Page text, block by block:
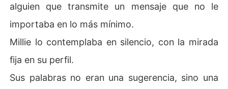
alguien que transmite un mensaje que no le
importaba en lo más mínimo.
Millie lo contemplaba en silencio, con la mirada
fija en su perfil.
Sus palabras no eran una sugerencia, sino una